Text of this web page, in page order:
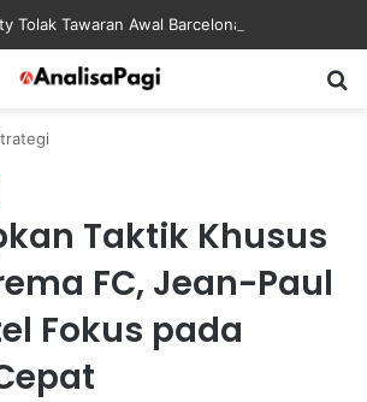
Taktik Khusus
FC, Jean-Paul
Fokus pada